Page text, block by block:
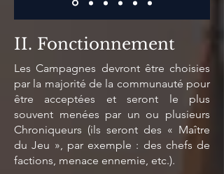
II. Fonctionnement
Les Campagnes devront être choisies
par la majorité de la communauté pour
être acceptées et seront le plus
souvent menées par un ou plusieurs
Chroniqueurs (ils seront des « Maître
du Jeu », par exemple : des chefs de
factions, menace ennemie, etc.).